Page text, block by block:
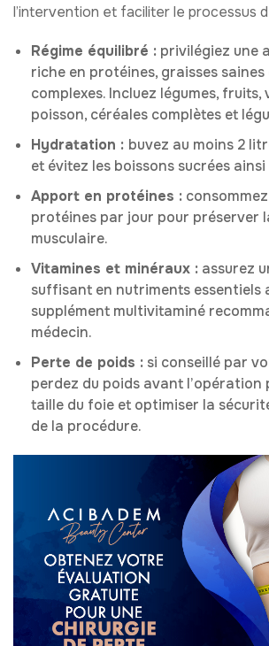
l’intervention et faciliter le processus
Régime équilibré : privilégiez une
riche en protéines, graisses
complexes. Incluez légumes, fruits,
poisson, céréales complètes et
Hydratation : buvez au moins 2
et évitez les boissons sucrées ainsi
Apport en protéines :
protéines par jour pour préserver
musculaire.
Vitamines et minéraux : assurez
suffisant en nutriments essentiels
supplément multivitaminé
médecin.
Perte de poids : si conseillé par
perdez du poids avant l’opération
taille du foie et optimiser la
de la procédure.